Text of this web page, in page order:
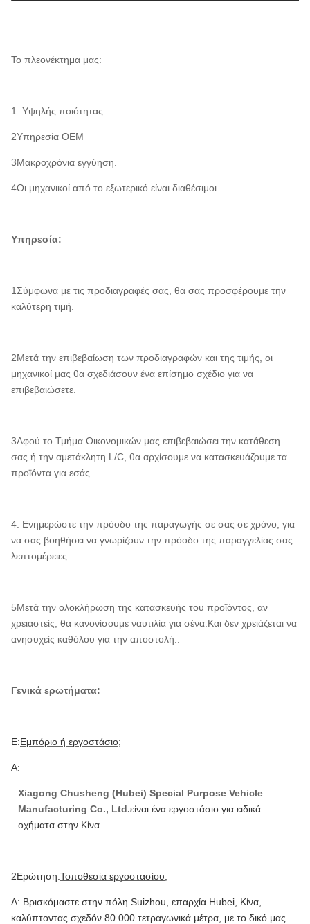
Το πλεονέκτημα μας:
1. Υψηλής ποιότητας
2Υπηρεσία OEM
3Μακροχρόνια εγγύηση.
4Οι μηχανικοί από το εξωτερικό είναι διαθέσιμοι.
Υπηρεσία:
1Σύμφωνα με τις προδιαγραφές σας, θα σας προσφέρουμε την
καλύτερη τιμή.
2Μετά την επιβεβαίωση των προδιαγραφών και της τιμής, οι
μηχανικοί μας θα σχεδιάσουν ένα επίσημο σχέδιο για να
επιβεβαιώσετε.
3Αφού το Τμήμα Οικονομικών μας επιβεβαιώσει την κατάθεση
σας ή την αμετάκλητη L/C, θα αρχίσουμε να κατασκευάζουμε τα
προϊόντα για εσάς.
4. Ενημερώστε την πρόοδο της παραγωγής σε σας σε χρόνο, για
να σας βοηθήσει να γνωρίζουν την πρόοδο της παραγγελίας σας
λεπτομέρειες.
5Μετά την ολοκλήρωση της κατασκευής του προϊόντος, αν
χρειαστείς, θα κανονίσουμε ναυτιλία για σένα.Και δεν χρειάζεται να
ανησυχείς καθόλου για την αποστολή..
Γενικά ερωτήματα:
Ε:Εμπόριο ή εργοστάσιο;
Α:
Xiagong Chusheng (Hubei) Special Purpose Vehicle
Manufacturing Co., Ltd.είναι ένα εργοστάσιο για ειδικά
οχήματα στην Κίνα
2Ερώτηση:Τοποθεσία εργοστασίου;
Α: Βρισκόμαστε στην πόλη Suizhou, επαρχία Hubei, Κίνα,
καλύπτοντας σχεδόν 80.000 τετραγωνικά μέτρα, με το δικό μας